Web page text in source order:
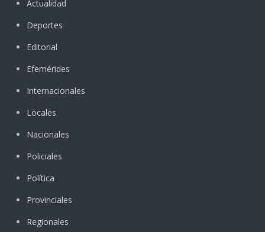
Actualidad
Deportes
Editorial
Efemérides
Internacionales
Locales
Nacionales
Policiales
Política
Provinciales
Regionales